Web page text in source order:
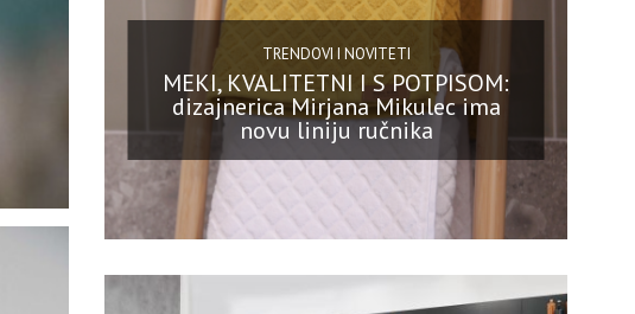
TRENDOVI I NOVITETI
MEKI, KVALITETNI I S POTPISOM:
dizajnerica Mirjana Mikulec ima
novu liniju ručnika